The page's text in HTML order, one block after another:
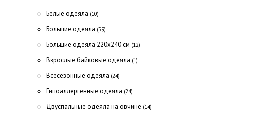
Белые одеяла (10)
Большие одеяла (59)
Большие одеяла 220х240 см (12)
Взрослые байковые одеяла (1)
Всесезонные одеяла (24)
Гипоаллергенные одеяла (24)
Двуспальные одеяла на овчине (14)